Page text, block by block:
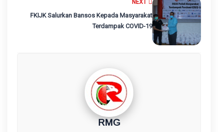
NEXT
FKIJK Salurkan Bansos Kepada Masyarakat
Terdampak COVID-19
RMG